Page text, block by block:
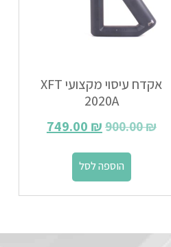
אקדח עיסוי מקצועי XFT
2020A
900.00₪
749.00 ₪
הוספה לסל